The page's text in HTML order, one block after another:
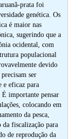
prata foi
genética. Os
é maior nas
sugerindo que a
ocidental, com
populacional
devido
ser
e eficaz para
É importante pensar
colocando em
da pesca,
da fiscalização para
de reprodução da